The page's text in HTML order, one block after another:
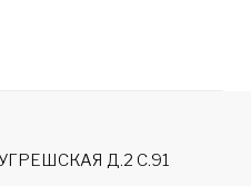
Д.2 С.91